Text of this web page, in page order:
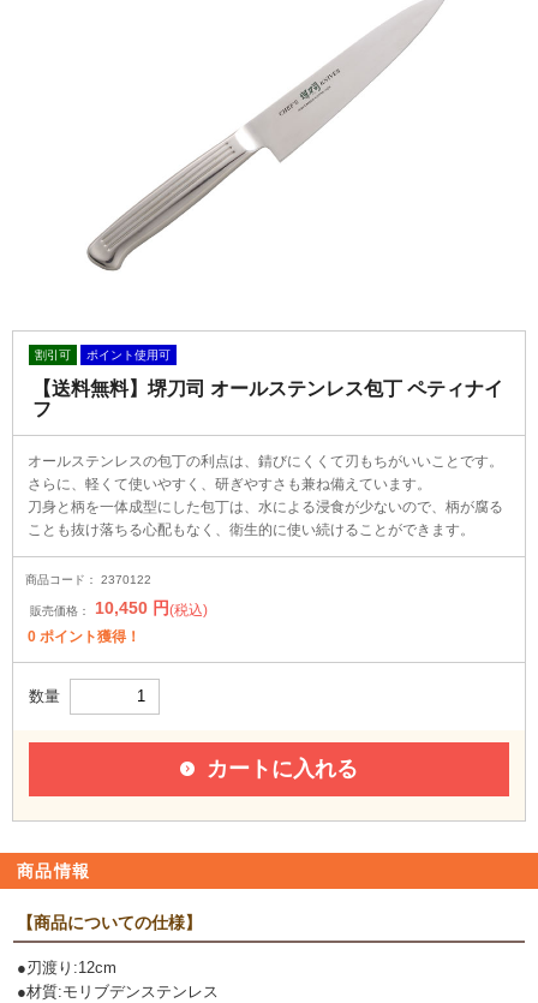
割引可 ポイント使用可
【送料無料】堺刀司 オールステンレス包丁 ペティナイ
フ
オールステンレスの包丁の利点は、錆びにくくて刃もちがいいことです。
さらに、軽くて使いやすく、研ぎやすさも兼ね備えています。
刀身と柄を一体成型にした包丁は、水による浸食が少ないので、柄が腐る
ことも抜け落ちる心配もなく、衛生的に使い続けることができます。
商品コード：2370122
販売価格： 10,450 円(税込)
0 ポイント獲得！
数量
カートに入れる
商品情報
【商品についての仕様】
●刃渡り:12cm
●材質:モリブデンステンレス